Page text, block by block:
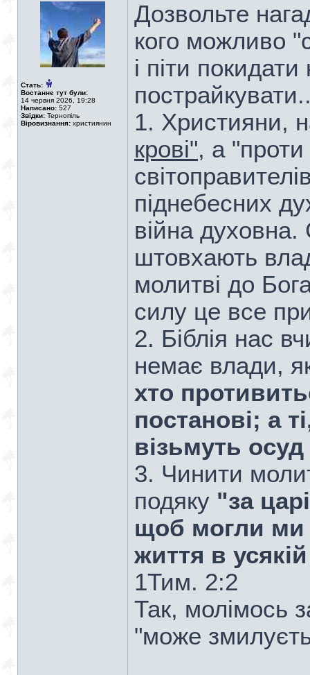
Стать:
Востаннє тут були:
14 червня 2026, 19:28
Написано: 527
Звідки: Тернопіль
Віровизнання: християнин
Дозвольте
кого можливо
і піти
1. Християни,
крові", а "проти
піднебесних
війна
штовхають
молитві до
силу це все
2. Біблія нас
немає влади,
хто
постанові; а
візьмуть
3. Чинити
подяку "за
щоб могли ми
життя в
1Тим. 2:2
Так, молімось
"може